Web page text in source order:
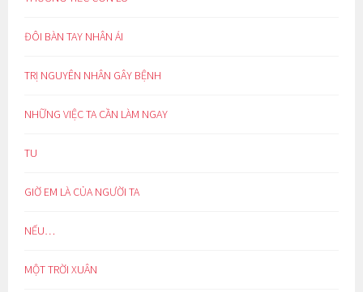
ĐÔI BÀN TAY NHÂN ÁI
TRỊ NGUYÊN NHÂN GÂY BỆNH
NHỮNG VIỆC TA CẦN LÀM NGAY
TU
GIỜ EM LÀ CỦA NGƯỜI TA
NẾU…
MỘT TRỜI XUÂN